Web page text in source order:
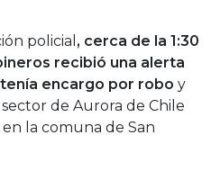
policial , cerca de la 1:30
recibió una alerta
encargo por robo y
de Aurora de Chile
la comuna de San